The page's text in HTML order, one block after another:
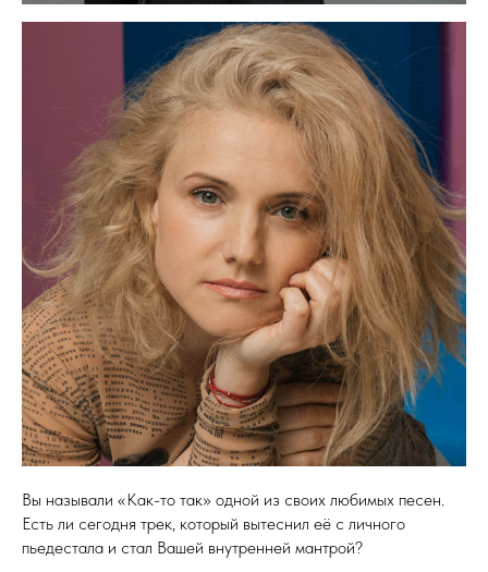
Вы называли «Как-то так» одной из своих любимых песен.
Есть ли сегодня трек, который вытеснил её с личного
пьедестала и стал Вашей внутренней мантрой?